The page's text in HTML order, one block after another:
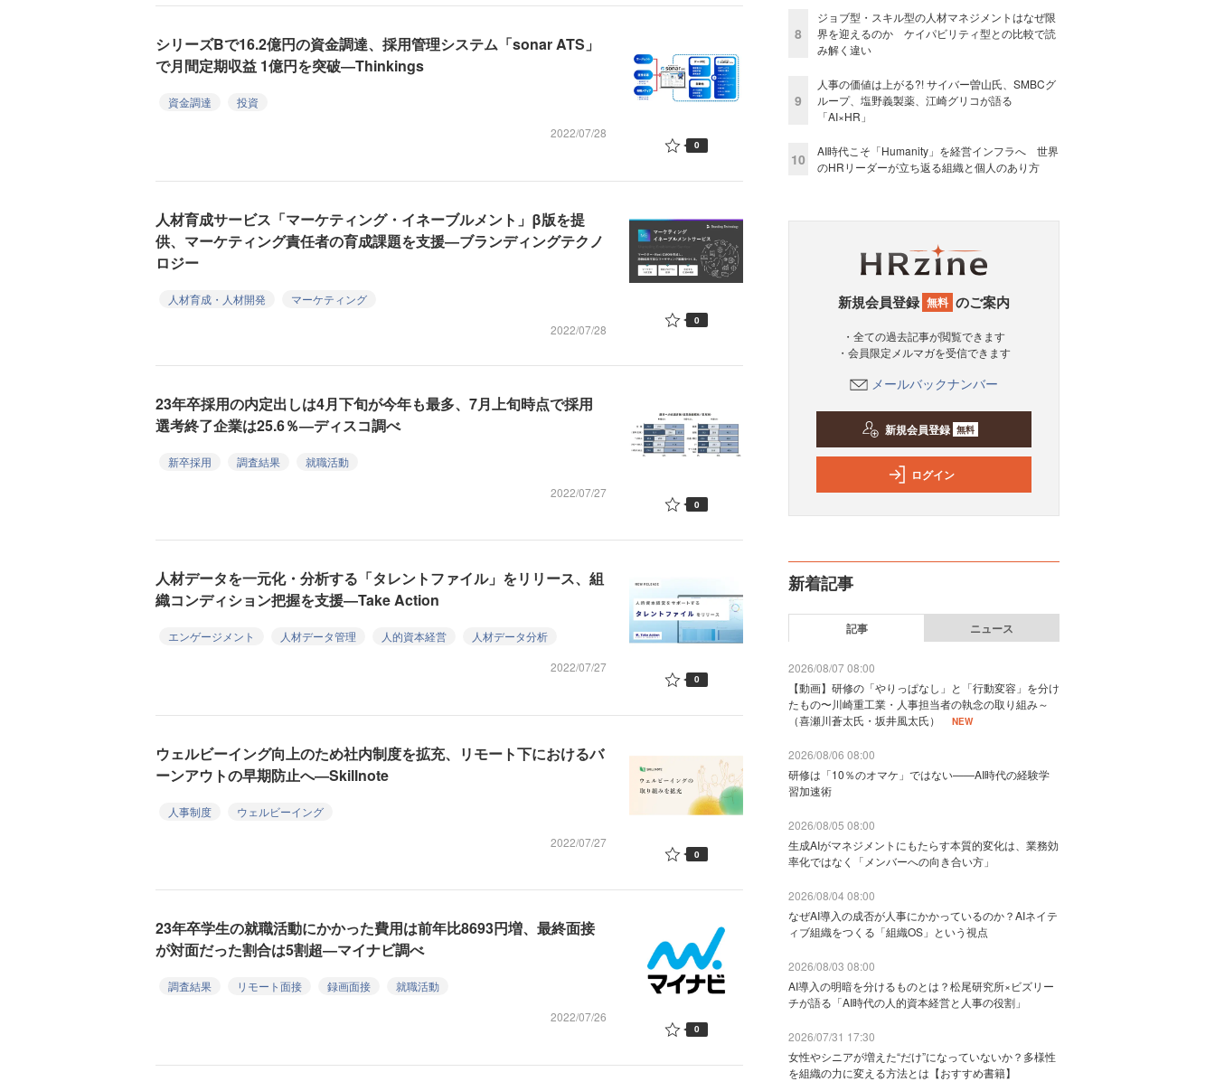
シリーズBで16.2億円の資金調達、採用管理システム「sonar ATS」
で月間定期収益 1億円を突破―Thinkings
資金調達
投資
2022/07/28
0
人材育成サービス「マーケティング・イネーブルメント」β版を提
供、マーケティング責任者の育成課題を支援―ブランディングテクノ
ロジー
人材育成・人材開発
マーケティング
2022/07/28
0
23年卒採用の内定出しは4月下旬が今年も最多、7月上旬時点で採用
選考終了企業は25.6％―ディスコ調べ
新卒採用 調査結果
就職活動
2022/07/27
0
人材データを一元化・分析する「タレントファイル」をリリース、組
織コンディション把握を支援―Take Action
エンゲージメント 人材データ管理 人的資本経営
人材データ分析
2022/07/27
0
ウェルビーイング向上のため社内制度を拡充、リモート下におけるバ
ーンアウトの早期防止へ―Skillnote
人事制度
ウェルビーイング
2022/07/27
0
23年卒学生の就職活動にかかった費用は前年比8693円増、最終面接
が対面だった割合は5割超―マイナビ調べ
調査結果 リモート面接 録画面接
就職活動
2022/07/26
0
8
ジョブ型・スキル型の人材マネジメントはなぜ限
界を迎えるのか ケイパビリティ型との比較で読
み解く違い
9
人事の価値は上がる?! サイバー曽山氏、SMBCグ
ループ、塩野義製薬、江崎グリコが語る
「AI×HR」
10
AI時代こそ「Humanity」を経営インフラへ 世界
のHRリーダーが立ち返る組織と個人のあり方
新規会員登録 無料 のご案内
・全ての過去記事が閲覧できます
・会員限定メルマガを受信できます
メールバックナンバー
新規会員登録 無料
ログイン
新着記事
記事 ニュース
2026/08/07 08:00
【動画】研修の「やりっぱなし」と「行動変容」を分け
たもの〜川崎重工業・人事担当者の執念の取り組み～
（喜瀬川蒼太氏・坂井風太氏）
NEW
2026/08/06 08:00
研修は「10％のオマケ」ではない——AI時代の経験学
習加速術
2026/08/05 08:00
生成AIがマネジメントにもたらす本質的変化は、業務効
率化ではなく「メンバーへの向き合い方」
2026/08/04 08:00
なぜAI導入の成否が人事にかかっているのか？AIネイテ
ィブ組織をつくる「組織OS」という視点
2026/08/03 08:00
AI導入の明暗を分けるものとは？松尾研究所×ビズリー
チが語る「AI時代の人的資本経営と人事の役割」
2026/07/31 17:30
女性やシニアが増えた“だけ”になっていないか？多様性
を組織の力に変える方法とは【おすすめ書籍】